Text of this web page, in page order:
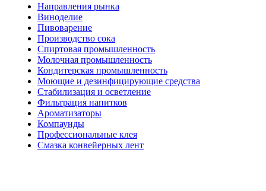
Направления рынка
Виноделие
Пивоварение
Производство сока
Спиртовая промышленность
Молочная промышленность
Кондитерская промышленность
Моющие и дезинфицирующие средства
Стабилизация и осветление
Фильтрация напитков
Ароматизаторы
Компаунды
Профессиональные клея
Смазка конвейерных лент